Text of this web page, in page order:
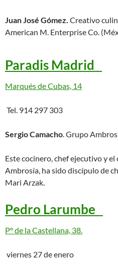
Juan José Gómez. Creativo
American M. Enterprise Co.
Paradis Madrid
Marqués de Cubas, 14
Tel. 914 297 303
Sergio Camacho. Grupo
Este cocinero, chef ejecutivo y
Ambrosía, ha sido discípulo de
Mari Arzak.
Pedro Larumbe
Pº de la Castellana, 38.
viernes 27 de enero